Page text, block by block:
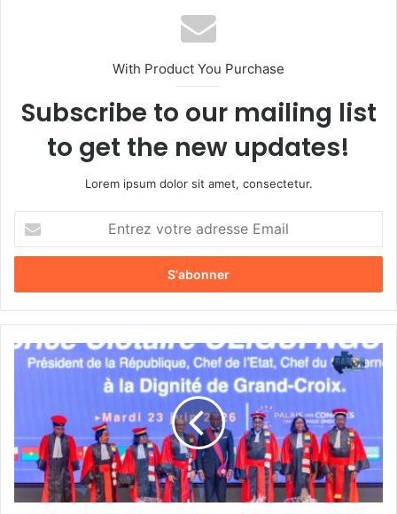
With Product You Purchase
Subscribe to our mailing list
to get the new updates!
Lorem ipsum dolor sit amet, consectetur.
t
e
z
o
d
r
e
D
n
c
t
i